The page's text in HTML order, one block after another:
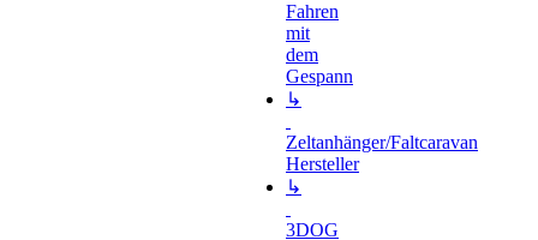
Fahren
mit
dem
Gespann
↳
Zeltanhänger/Faltcaravan
Hersteller
↳
3DOG